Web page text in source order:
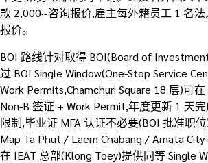
款 2,000~咨询报价,雇主每外籍员工 1 名
报价。
BOI 路线针对取得 BOI(Board of
过 BOI Single Window(One-Stop Service
Work Permits,Chamchuri Square 18 层)可
Non-B 签证 + Work Permit,年度更新 1 天
限制,毕业证 MFA 认证不必要(BOI 批准职
Map Ta Phut / Laem Chabang / Amata
在 IEAT 总部(Klong Toey)提供同等 Single